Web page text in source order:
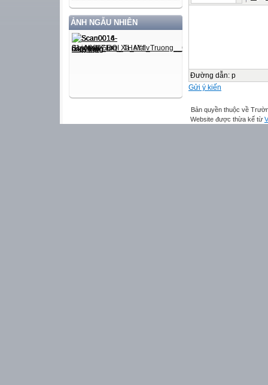
ẢNH NGẪU NHIÊN
Đường dẫn: p
Gửi ý kiến
Bản quyền thuộc về
Website được thừa kế từ